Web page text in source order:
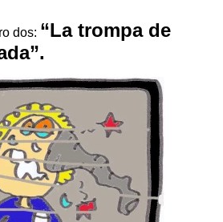
dos: “La trompa de